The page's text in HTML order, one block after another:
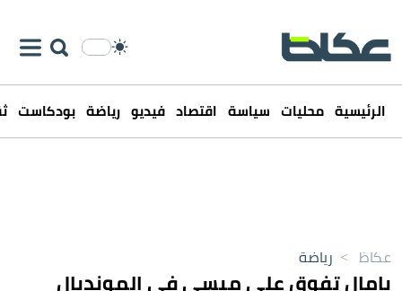
الرئيسية محليات سياسة اقتصاد فيديو رياضة بودكاست
عكاظ > رياضة
يامال تفوق على ميسي في المونديال